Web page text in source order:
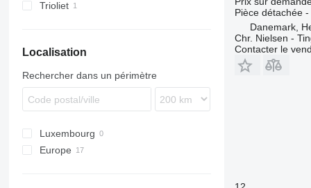
Trioliet
Localisation
Rechercher dans un périmètre
Luxembourg
Europe
Pièce détachée
Danemark,
Chr. Nielsen -
Contacter le